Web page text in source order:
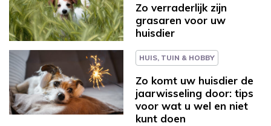
Zo verraderlijk zijn
grasaren voor uw
huisdier
HUIS, TUIN & HOBBY
Zo komt uw huisdier de
jaarwisseling door: tips
voor wat u wel en niet
kunt doen